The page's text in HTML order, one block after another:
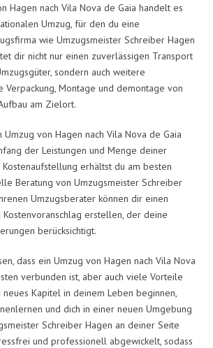
Hagen nach Vila Nova de Gaia handelt es
Umzug, für den du eine
wie Umzugsmeister Schreiber Hagen
dir nicht nur einen zuverlässigen Transport
sondern auch weitere
Verpackung, Montage und demontage von
am Zielort.
von Hagen nach Vila Nova de Gaia
der Leistungen und Menge deiner
erhältst du am besten
Beratung von Umzugsmeister Schreiber
Umzugsberater können dir einen
erstellen, der deine
berücksichtigt.
dass ein Umzug von Hagen nach Vila Nova
verbunden ist, aber auch viele Vorteile
neues Kapitel in deinem Leben beginnen,
und dich in einer neuen Umgebung
Schreiber Hagen an deiner Seite
und professionell abgewickelt, sodass